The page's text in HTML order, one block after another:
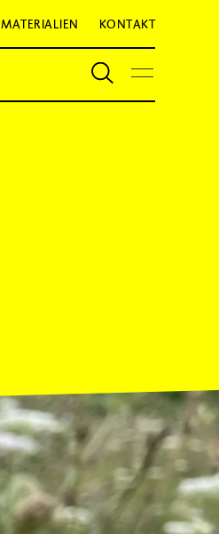
MATERIALIEN KONTAKT